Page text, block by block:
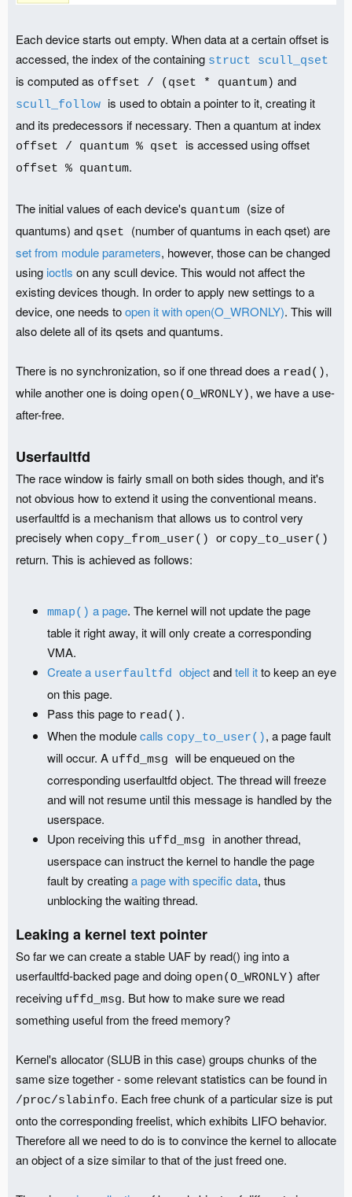
Each device starts out empty. When data at a certain offset is
accessed, the index of the containing struct scull_qset
is computed as offset / (qset * quantum) and
scull_follow is used to obtain a pointer to it, creating it
and its predecessors if necessary. Then a quantum at index
offset / quantum % qset is accessed using offset
offset % quantum.
The initial values of each device's quantum (size of
quantums) and qset (number of quantums in each qset) are
set from module parameters, however, those can be changed
using ioctls on any scull device. This would not affect the
existing devices though. In order to apply new settings to a
device, one needs toopen it with open(O_WRONLY). This will
also delete all of its qsets and quantums.
There is no synchronization, so if one thread does a read(),
while another one is doing open(O_WRONLY), we have a use-
after-free.
Userfaultfd
The race window is fairly small on both sides though, and it's
not obvious how to extend it using the conventional means.
userfaultfd is a mechanism that allows us to control very
precisely when copy_from_user() or copy_to_user()
return. This is achieved as follows:
mmap() a page. The kernel will not update the page
table it right away, it will only create a corresponding
VMA.
Create a userfaultfd objectandtell itto keep an eye
on this page.
Pass this page to read().
When the modulecalls copy_to_user(), a page fault
will occur. A uffd_msg will be enqueued on the
corresponding userfaultfd object. The thread will freeze
and will not resume until this message is handled by the
userspace.
Upon receiving this uffd_msg in another thread,
userspace can instruct the kernel to handle the page
fault by creatinga page with specific data, thus
unblocking the waiting thread.
Leaking a kernel text pointer
So far we can create a stable UAF by read() ing into a
userfaultfd-backed page and doing open(O_WRONLY) after
receiving uffd_msg. But how to make sure we read
something useful from the freed memory?
Kernel's allocator (SLUB in this case) groups chunks of the
same size together - some relevant statistics can be found in
/proc/slabinfo. Each free chunk of a particular size is put
onto the corresponding freelist, which exhibits LIFO behavior.
Therefore all we need to do is to convince the kernel to allocate
an object of a size similar to that of the just freed one.